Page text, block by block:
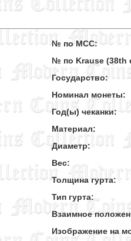
№ по MCC:
№ по Krause (38th
Государство:
Номинал монеты:
Год(ы) чеканки:
Материал:
Диаметр:
Вес:
Толщина гурта:
Тип гурта:
Взаимное
Изображение на